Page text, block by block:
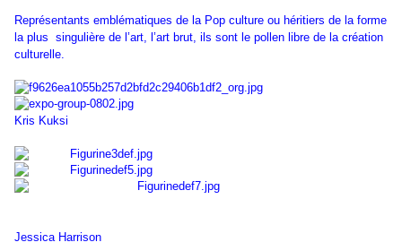
Représentants emblématiques de la Pop culture ou héritiers de la forme
la plus singulière de l’art, l’art brut, ils sont le pollen libre de la création
culturelle.
Kris Kuksi
Jessica Harrison